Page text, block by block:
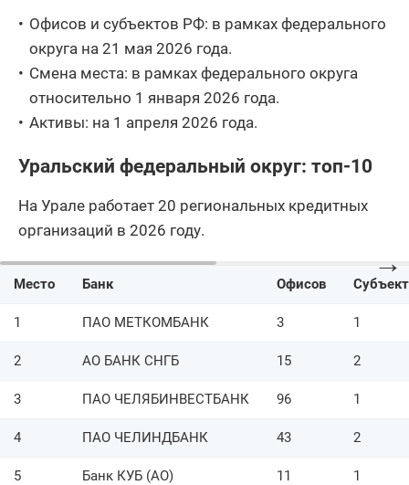
108
ООО РУСБС
109
АО ИТ Банк
ООО Крона-Банк
111
Банк Нальчик ООО
112
ООО БАНК КУРГАН
113
АО КАБ Викинг
114
АО АКИБ Почтобанк
115
Банк
1
АО Банк Торжок
КБ Байкалкредобанк
Офисов и субъектов РФ: в рамках федерального
округа на 21 мая 2026 года.
Смена места: в рамках федерального округа
относительно 1 января 2026 года.
Активы: на 1 апреля 2026 года.
Уральский федеральный округ: топ-10
На Урале работает 20 региональных кредитных
организаций в 2026 году.
→
Место Банк Офисов
1 ПАО МЕТКОМБАНК 3 1
2 АО БАНК СНГБ 15 2
3 ПАО ЧЕЛЯБИНВЕСТБАНК 96 1
4 ПАО ЧЕЛИНДБАНК 43 2
5 Банк КУБ (АО) 11 1